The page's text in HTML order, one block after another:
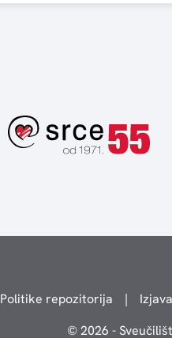
Politike repozitorija |
© 2026 -